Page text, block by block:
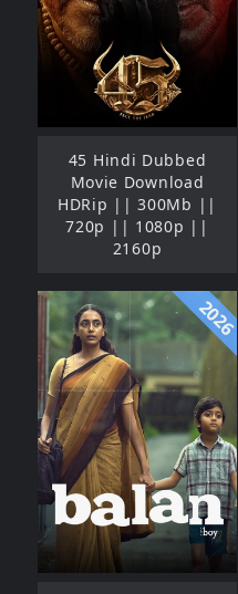
45 Hindi Dubbed
Movie Download
HDRip || 300Mb ||
720p || 1080p ||
2160p
2026